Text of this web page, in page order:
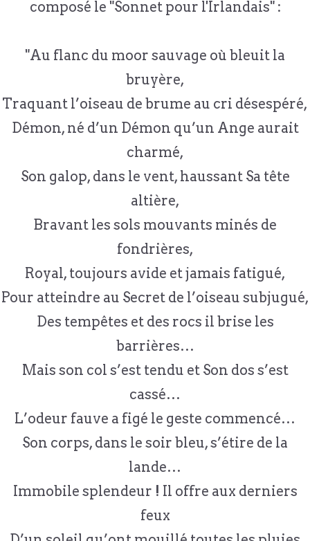
composé le "Sonnet pour l'Irlandais" :
"Au flanc du moor sauvage où bleuit la
bruyère,
Traquant l’oiseau de brume au cri désespéré,
Démon, né d’un Démon qu’un Ange aurait
charmé,
Son galop, dans le vent, haussant Sa tête
altière,
Bravant les sols mouvants minés de
fondrières,
Royal, toujours avide et jamais fatigué,
Pour atteindre au Secret de l’oiseau subjugué,
Des tempêtes et des rocs il brise les
barrières…
Mais son col s’est tendu et Son dos s’est
cassé…
L’odeur fauve a figé le geste commencé…
Son corps, dans le soir bleu, s’étire de la
lande…
Immobile splendeur ! Il offre aux derniers
feux